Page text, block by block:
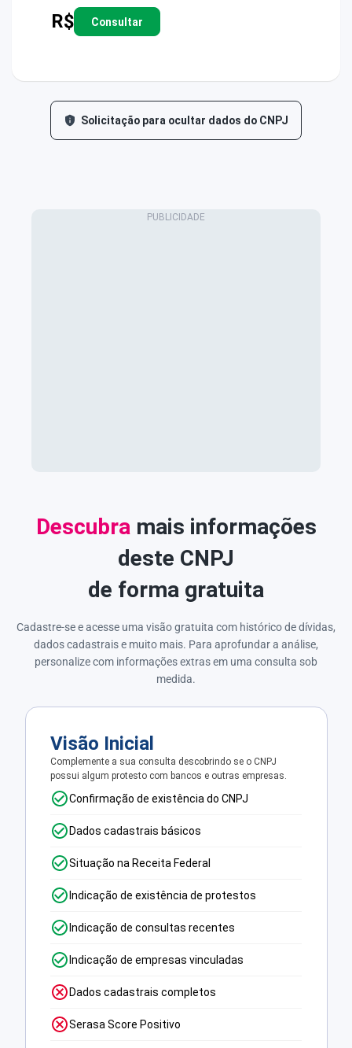
R$ Consultar
Solicitação para ocultar dados do CNPJ
Descubramais informações
deste CNPJ
de forma gratuita
Cadastre-se e acesse uma visão gratuita com histórico de dívidas,
dados cadastrais e muito mais. Para aprofundar a análise,
personalize com informações extras em uma consulta sob
medida.
Visão Inicial
Complemente a sua consulta descobrindo se o CNPJ
possui algum protesto com bancos e outras empresas.
Confirmação de existência do CNPJ
Dados cadastrais básicos
Situação na Receita Federal
Indicação de existência de protestos
Indicação de consultas recentes
Indicação de empresas vinculadas
Dados cadastrais completos
Serasa Score Positivo